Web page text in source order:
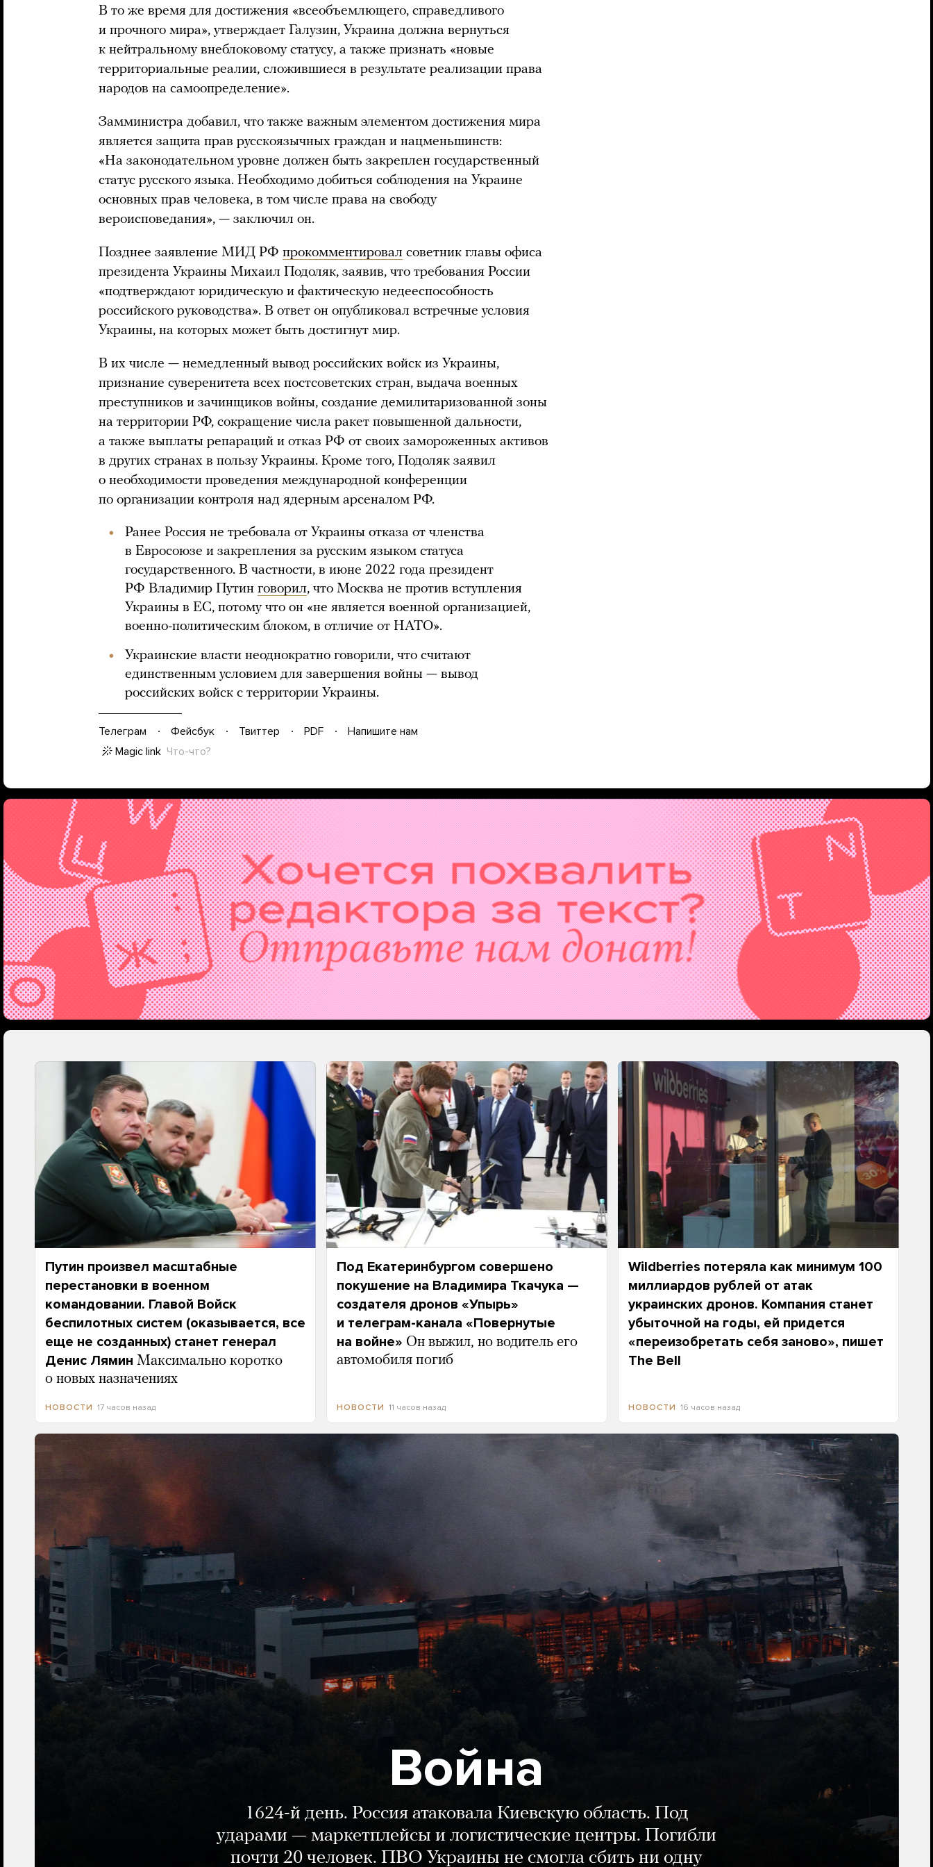
В то же время для достижения «всеобъемлющего, справедливого
и прочного мира», утверждает Галузин, Украина должна вернуться
к нейтральному внеблоковому статусу, а также признать «новые
территориальные реалии, сложившиеся в результате реализации права
народов на самоопределение».
Замминистра добавил, что также важным элементом достижения мира
является защита прав русскоязычных граждан и нацменьшинств:
«На законодательном уровне должен быть закреплен государственный
статус русского языка. Необходимо добиться соблюдения на Украине
основных прав человека, в том числе права на свободу
вероисповедания», — заключил он.
Позднее заявление МИД РФ прокомментировал советник главы офиса
президента Украины Михаил Подоляк, заявив, что требования России
«подтверждают юридическую и фактическую недееспособность
российского руководства». В ответ он опубликовал встречные условия
Украины, на которых может быть достигнут мир.
В их числе — немедленный вывод российских войск из Украины,
признание суверенитета всех постсоветских стран, выдача военных
преступников и зачинщиков войны, создание демилитаризованной зоны
на территории РФ, сокращение числа ракет повышенной дальности,
а также выплаты репараций и отказ РФ от своих замороженных активов
в других странах в пользу Украины. Кроме того, Подоляк заявил
о необходимости проведения международной конференции
по организации контроля над ядерным арсеналом РФ.
Ранее Россия не требовала от Украины отказа от членства
в Евросоюзе и закрепления за русским языком статуса
государственного. В частности, в июне 2022 года президент
РФ Владимир Путин говорил, что Москва не против вступления
Украины в ЕС, потому что он «не является военной организацией,
военно-политическим блоком, в отличие от НАТО».
Украинские власти неоднократно говорили, что считают
единственным условием для завершения войны — вывод
российских войск с территории Украины.
Телеграм Фейсбук Твиттер PDF
Напишите нам
Magic link Что-что?
Путин произвел масштабные
перестановки в военном
командовании. Главой Войск
беспилотных систем (оказывается, все
еще не созданных) станет генерал
Денис Лямин Максимально коротко
о новых назначениях
НОВОСТИ 17 часов назад
Под Екатеринбургом совершено
покушение на Владимира Ткачука —
создателя дронов «Упырь»
и телеграм-канала «Повернутые
на войне» Он выжил, но водитель его
автомобиля погиб
НОВОСТИ 11 часов назад
Wildberries потеряла как минимум 100
миллиардов рублей от атак
украинских дронов. Компания станет
убыточной на годы, ей придется
«переизобретать себя заново», пишет
The Bell
НОВОСТИ 16 часов назад
Война
1624-й день. Россия атаковала Киевскую область. Под
ударами — маркетплейсы и логистические центры. Погибли
почти 20 человек. ПВО Украины не смогла сбить ни одну